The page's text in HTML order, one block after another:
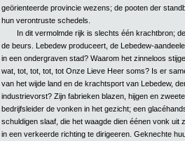
geörienteerde provincie wezens; de pooten der
hun verontruste schedels.
In dit vermolmde rijk is slechts één krachtbron;
de beurs. Lebedew produceert, de Lebedew-
in een ondergraven stad? Waarom het zinneloos
wat, tot, tot, tot, tot Onze Lieve Heer soms? Is er
van het wijde land en de krachtsport van Lebedew,
industrievorst? Zijn fabrieken blazen, hijgen en
bedrijfsleider de vonken in het gezicht; een
schuldigen slaaf, die het waagde dien éénen vonk uit
in een verkeerde richting te dirigeeren. Geknechte